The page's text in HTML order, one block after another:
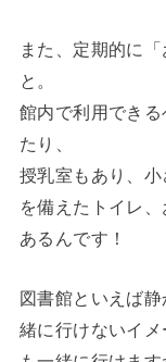
また、定期的に
と。
館内で利用でき
たり、
授乳室もあり、
を備えたトイレ
あるんです！
図書館といえば
緒に行けないイ